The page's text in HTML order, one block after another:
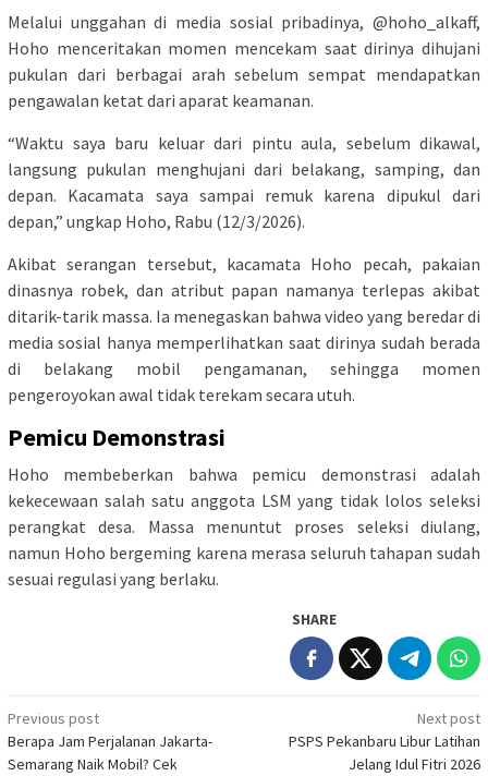
Melalui unggahan di media sosial pribadinya, @hoho_alkaff,
Hoho menceritakan momen mencekam saat dirinya dihujani
pukulan dari berbagai arah sebelum sempat mendapatkan
pengawalan ketat dari aparat keamanan.
“Waktu saya baru keluar dari pintu aula, sebelum dikawal,
langsung pukulan menghujani dari belakang, samping, dan
depan. Kacamata saya sampai remuk karena dipukul dari
depan,” ungkap Hoho, Rabu (12/3/2026).
Akibat serangan tersebut, kacamata Hoho pecah, pakaian
dinasnya robek, dan atribut papan namanya terlepas akibat
ditarik-tarik massa. Ia menegaskan bahwa video yang beredar di
media sosial hanya memperlihatkan saat dirinya sudah berada
di belakang mobil pengamanan, sehingga momen
pengeroyokan awal tidak terekam secara utuh.
Pemicu Demonstrasi
Hoho membeberkan bahwa pemicu demonstrasi adalah
kekecewaan salah satu anggota LSM yang tidak lolos seleksi
perangkat desa. Massa menuntut proses seleksi diulang,
namun Hoho bergeming karena merasa seluruh tahapan sudah
sesuai regulasi yang berlaku.
SHARE
Post
navigation
Previous post
Berapa Jam Perjalanan Jakarta-
Semarang Naik Mobil? Cek
Next post
PSPS Pekanbaru Libur Latihan
Jelang Idul Fitri 2026